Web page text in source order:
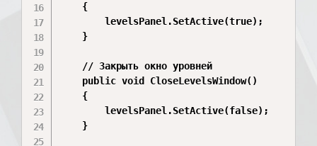
    {
        levelsPanel.SetActive(true);
    }
    // Закрыть окно уровней
    public void CloseLevelsWindow()
    {
        levelsPanel.SetActive(false);
    }